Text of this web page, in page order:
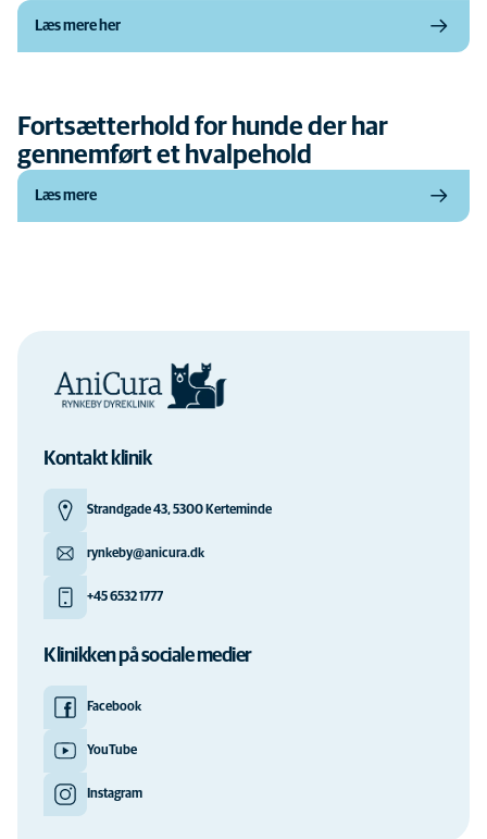
Læs mere her
Fortsætterhold for hunde der har
gennemført et hvalpehold
Læs mere
Kontakt klinik
Strandgade 43, 5300 Kerteminde
rynkeby@anicura.dk
+45 6532 1777
Klinikken på sociale medier
Facebook
YouTube
Instagram